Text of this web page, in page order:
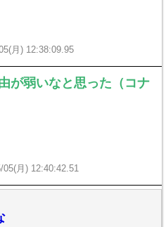
月) 12:38:09.95
が弱いなと思った（コナ
05(月) 12:40:42.51